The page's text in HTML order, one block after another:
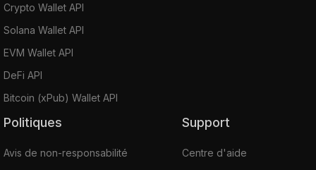
Crypto Wallet API
Solana Wallet API
EVM Wallet API
DeFi API
Bitcoin (xPub) Wallet API
Politiques
Avis de non-responsabilité
Support
Centre d'aide